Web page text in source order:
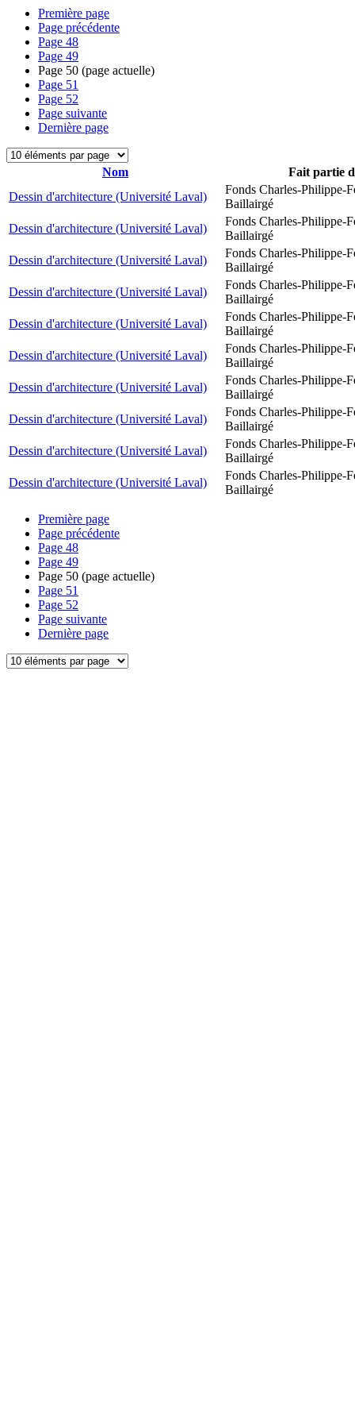
Première page
Page précédente
Page 48
Page 49
Page 50 (page actuelle)
Page 51
Page 52
Page suivante
Dernière page
Nom
Fait partie
Dessin d'architecture (Université Laval)
Fonds Charles-Philippe-
Baillairgé
Dessin d'architecture (Université Laval)
Fonds Charles-Philippe-
Baillairgé
Dessin d'architecture (Université Laval)
Fonds Charles-Philippe-
Baillairgé
Dessin d'architecture (Université Laval)
Fonds Charles-Philippe-
Baillairgé
Dessin d'architecture (Université Laval)
Fonds Charles-Philippe-
Baillairgé
Dessin d'architecture (Université Laval)
Fonds Charles-Philippe-
Baillairgé
Dessin d'architecture (Université Laval)
Fonds Charles-Philippe-
Baillairgé
Dessin d'architecture (Université Laval)
Fonds Charles-Philippe-
Baillairgé
Dessin d'architecture (Université Laval)
Fonds Charles-Philippe-
Baillairgé
Dessin d'architecture (Université Laval)
Fonds Charles-Philippe-
Baillairgé
Première page
Page précédente
Page 48
Page 49
Page 50 (page actuelle)
Page 51
Page 52
Page suivante
Dernière page